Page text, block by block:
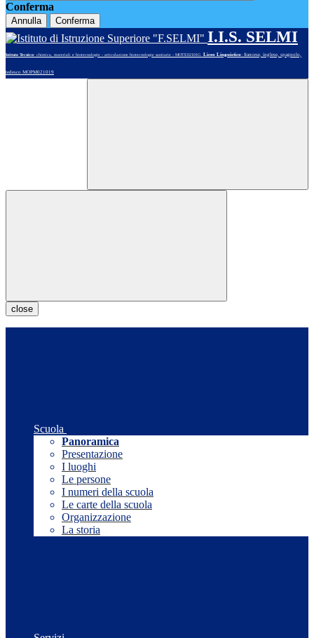
Conferma
Annulla Conferma
I.I.S. SELMI
Istituto Tecnico: chimica, materiali e biotecnologie - articolazione biotecnologie sanitarie - MOTE02101G Liceo Linguistico: francese, inglese, spagnolo,
tedesco MOPM021019
close
Scuola
Panoramica
Presentazione
I luoghi
Le persone
I numeri della scuola
Le carte della scuola
Organizzazione
La storia